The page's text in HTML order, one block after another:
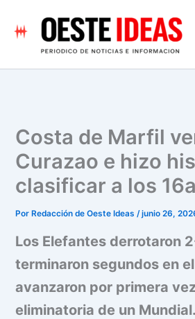
contenido
Costa de Marfil
Curazao e hizo
clasificar a los
Por Redacción de Oeste Ideas/junio 26,
Los Elefantes derrotaron
terminaron segundos en
avanzaron por primera
eliminatoria de un Mundial.